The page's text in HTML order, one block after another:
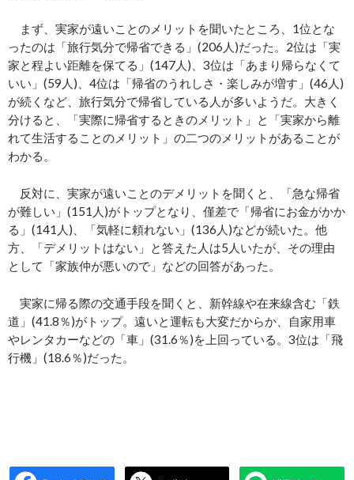
まず、実家が遠いことのメリットを聞いたところ、1位とな
ったのは「旅行気分で帰省できる」(206人)だった。2位は「実
家と程よい距離を保てる」(147人)、3位は「あまり帰らなくて
いい」(59人)、4位は「帰省のうれしさ・楽しみが増す」(46人)
が続くなど、旅行気分で帰省している人が多いようだ。大きく
分けると、「実際に帰省するときのメリット」と「実家から離
れて生活することのメリット」の二つのメリットがあることが
わかる。
反対に、実家が遠いことのデメリットを聞くと、「急な帰省
が難しい」(151人)がトップとなり、僅差で「帰省にお金がかか
る」(141人)、「気軽に頼れない」(136人)などが続いた。他
方、「デメリットはない」と答えた人は5人いたが、その理由
として「家族仲が悪いので」などの回答があった。
実家に帰る際の交通手段を聞くと、新幹線や在来線含む「鉄
道」(41.8％)がトップ。遠いと運転も大変だからか、自家用車
やレンタカーなどの「車」(31.6％)を上回っている。3位は「飛
行機」(18.6％)だった。